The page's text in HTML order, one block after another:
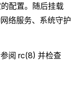
配置。随后挂载
络服务、系统守
阅 rc(8) 并检查